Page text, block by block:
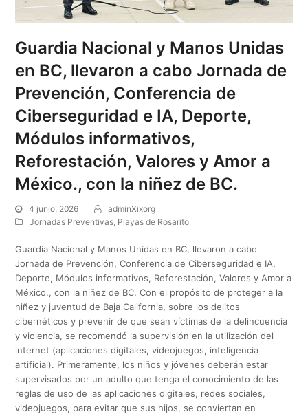
Guardia Nacional y Manos Unidas
en BC, llevaron a cabo Jornada de
Prevención, Conferencia de
Ciberseguridad e IA, Deporte,
Módulos informativos,
Reforestación, Valores y Amor a
México., con la niñez de BC.
4 junio, 2026
adminXixorg
Jornadas Preventivas Playas de Rosarito
Guardia Nacional y Manos Unidas en BC, llevaron a cabo
Jornada de Prevención, Conferencia de Ciberseguridad e IA,
Deporte, Módulos informativos, Reforestación, Valores y Amor a
México., con la niñez de BC. Con el propósito de proteger a la
niñez y juventud de Baja California, sobre los delitos
cibernéticos y prevenir de que sean víctimas de la delincuencia
y violencia, se recomendó la supervisión en la utilización del
internet (aplicaciones digitales, videojuegos, inteligencia
artificial). Primeramente, los niños y jóvenes deberán estar
supervisados por un adulto que tenga el conocimiento de las
reglas de uso de las aplicaciones digitales, redes sociales,
videojuegos, para evitar que sus hijos, se conviertan en